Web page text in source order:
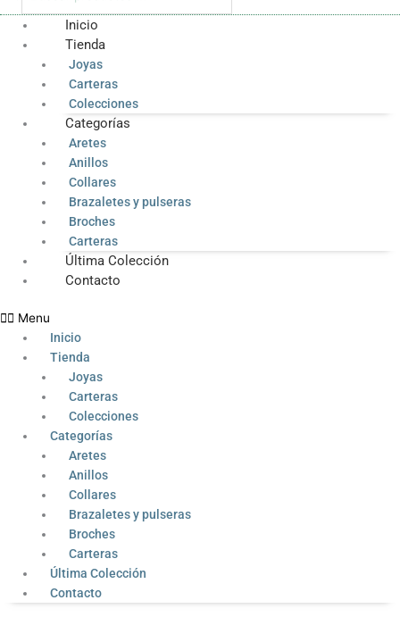
Inicio
Tienda
Joyas
Carteras
Colecciones
Categorías
Aretes
Anillos
Collares
Brazaletes y pulseras
Broches
Carteras
Última Colección
Contacto
Menu
Inicio
Tienda
Joyas
Carteras
Colecciones
Categorías
Aretes
Anillos
Collares
Brazaletes y pulseras
Broches
Carteras
Última Colección
Contacto